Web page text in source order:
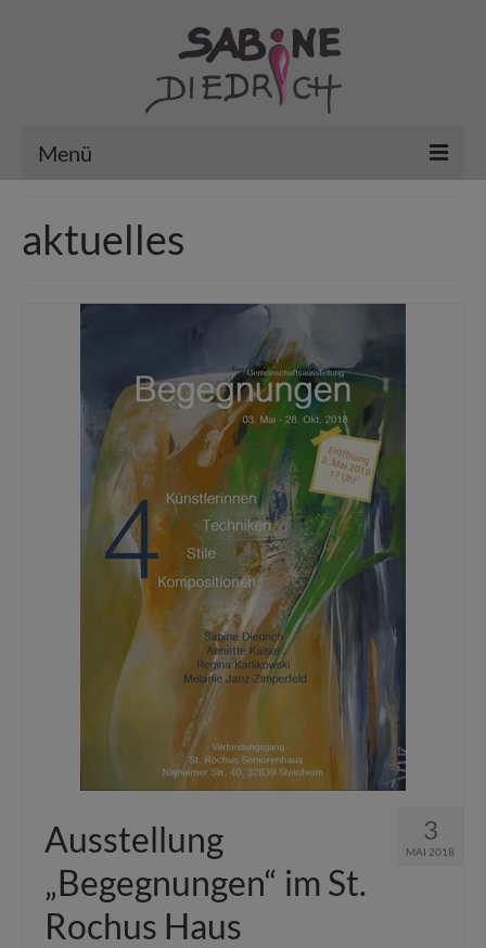
Menü
Aktuelles / Kunst in der Stadt
erledigt … mein Archiv
VHS – Aktiv im Fachbereich „Kultur“
Arbeiten
Gutscheine/Kurse’26
aktuelles
3
MAI 2018
Ausstellung
„Begegnungen“ im St.
Rochus Haus